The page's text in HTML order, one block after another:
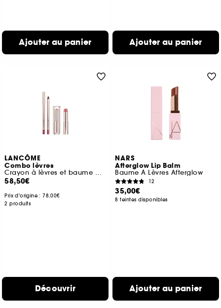
Ajouter au panier Ajouter au panier
LANCÔME
Combo lèvres
Crayon à lèvres et baume à lèvres
58,50€
Prix d'origine :78,00€
2 produits
Découvrir
NARS
Afterglow Lip Balm
Baume À Lèvres Afterglow
12
35,00€
8 teintes disponibles
Ajouter au panier